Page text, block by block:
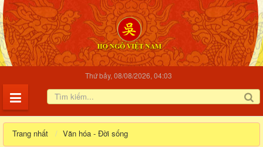
Thứ bảy, 08/08/2026, 04:03
Trang nhất Văn hóa - Đời sống